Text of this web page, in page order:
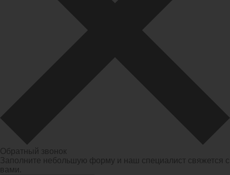
Обратный звонок
Заполните небольшую форму и наш специалист свяжется с
вами.